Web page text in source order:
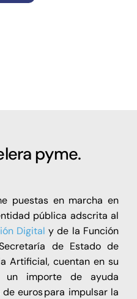
pyme.
puestas en marcha en
pública adscrita al
Digital y de la Función
de Estado de
Artificial, cuentan en su
un importe de ayuda
euros para impulsar la